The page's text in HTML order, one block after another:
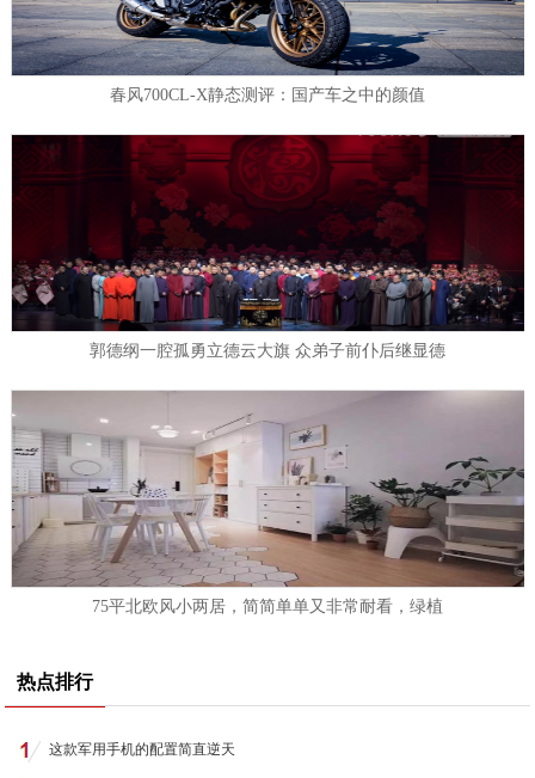
春风700CL-X静态测评：国产车之中的颜值
郭德纲一腔孤勇立德云大旗 众弟子前仆后继显德
75平北欧风小两居，简简单单又非常耐看，绿植
热点排行
这款军用手机的配置简直逆天